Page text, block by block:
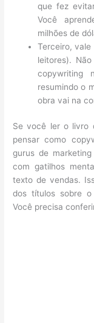
que fez
Você
milhões de
Terceiro, vale
leitores).
copywriting
resumindo o
obra vai na
Se você ler o livro
pensar como
gurus de
com gatilhos
texto de vendas.
dos títulos sobre
Você precisa